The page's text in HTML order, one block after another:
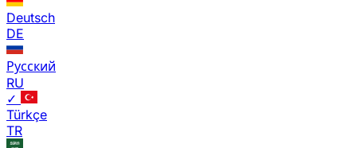
Deutsch
DE
Русский
RU
✓
Türkçe
TR